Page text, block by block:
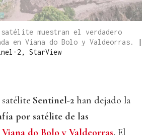
satélite muestran el verdadero
en Viana do Bolo y Valdeorras.
|
2, StarView
satélite Sentinel-2 han dejado la
por satélite de las